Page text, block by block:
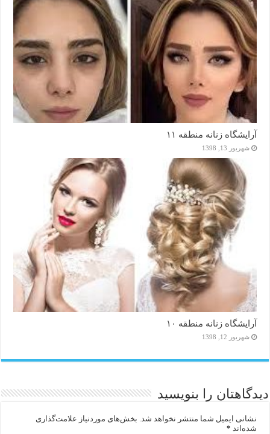
آرایشگاه زنانه منطقه ۱۱
شهریور 13, 1398
آرایشگاه زنانه منطقه ۱۰
شهریور 12, 1398
دیدگاهتان را بنویسید
نشانی ایمیل شما منتشر نخواهد شد. بخش‌های موردنیاز علامت‌گذاری
شده‌اند *